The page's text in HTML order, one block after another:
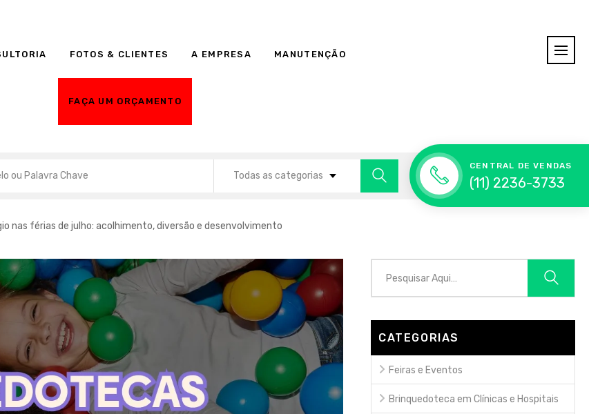
FOTOS & CLIENTES A EMPRESA MANUTENÇÃO
FAÇA UM ORÇAMENTO
Todas as categorias
CENTRAL DE VENDAS
(11) 2236-3733
nas férias de julho: acolhimento, diversão e desenvolvimento
CATEGORIAS
Feiras e Eventos
Brinquedoteca em Clínicas e Hospitais